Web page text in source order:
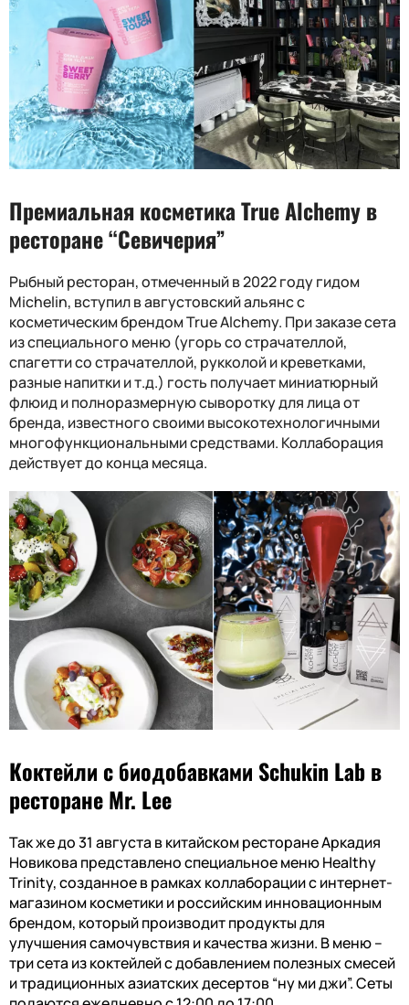
Премиальная косметика True Alchemy в
ресторане “Севичерия”
Рыбный ресторан, отмеченный в 2022 году гидом
Michelin, вступил в августовский альянс с
косметическим брендом True Alchemy. При заказе сета
из специального меню (угорь со страчателлой,
спагетти со страчателлой, рукколой и креветками,
разные напитки и т.д.) гость получает миниатюрный
флюид и полноразмерную сыворотку для лица от
бренда, известного своими высокотехнологичными
многофункциональными средствами. Коллаборация
действует до конца месяца.
Коктейли с биодобавками Schukin Labв
ресторане Mr. Lee
Так же до 31 августа в китайском ресторане Аркадия
Новикова представлено специальное меню Healthy
Trinity, созданное в рамках коллаборации с интернет-
магазином косметики и российским инновационным
брендом, который производит продукты для
улучшения самочувствия и качества жизни. В меню –
три сета из коктейлей с добавлением полезных смесей
и традиционных азиатских десертов “ну ми джи”.Сеты